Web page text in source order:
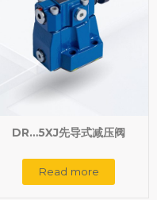
DR…5XJ先导式减压阀
Read more